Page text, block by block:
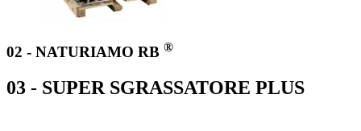
02 - NATURIAMO RB ®
03 - SUPER SGRASSATORE PLUS